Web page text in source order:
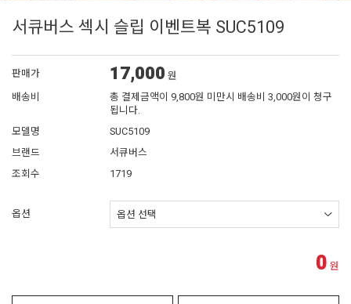
서큐버스 섹시 슬립 이벤트복 SUC5109
판매가 17,000 원
배송비
총 결제금액이 9,800원 미만시 배송비 3,000원이 청구
됩니다.
모델명
SUC5109
브랜드
서큐버스
조회수
1719
옵션
0 원